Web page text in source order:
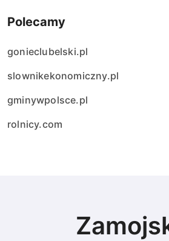
Polecamy
gonieclubelski.pl
slownikekonomiczny.pl
gminywpolsce.pl
rolnicy.com